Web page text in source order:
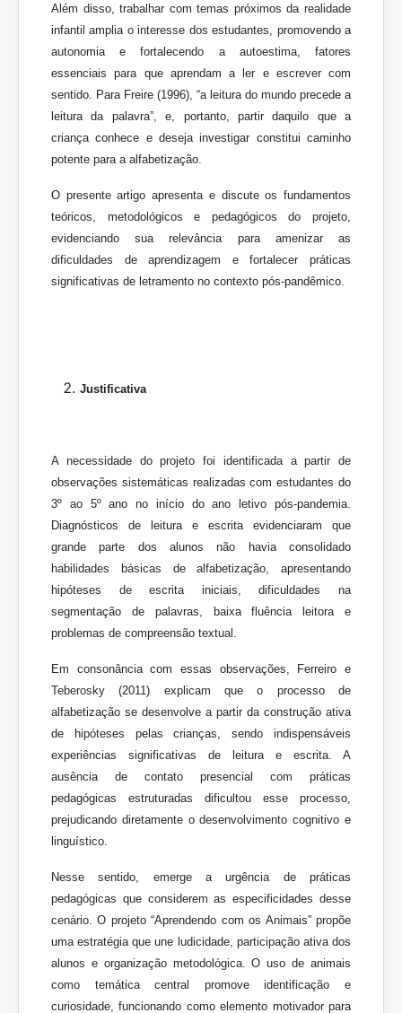
Além disso, trabalhar com temas próximos da realidade
infantil amplia o interesse dos estudantes, promovendo a
autonomia e fortalecendo a autoestima, fatores
essenciais para que aprendam a ler e escrever com
sentido. Para Freire (1996), “a leitura do mundo precede a
leitura da palavra”, e, portanto, partir daquilo que a
criança conhece e deseja investigar constitui caminho
potente para a alfabetização.
O presente artigo apresenta e discute os fundamentos
teóricos, metodológicos e pedagógicos do projeto,
evidenciando sua relevância para amenizar as
dificuldades de aprendizagem e fortalecer práticas
significativas de letramento no contexto pós-pandêmico.
Justificativa
A necessidade do projeto foi identificada a partir de
observações sistemáticas realizadas com estudantes do
3º ao 5º ano no início do ano letivo pós-pandemia.
Diagnósticos de leitura e escrita evidenciaram que
grande parte dos alunos não havia consolidado
habilidades básicas de alfabetização, apresentando
hipóteses de escrita iniciais, dificuldades na
segmentação de palavras, baixa fluência leitora e
problemas de compreensão textual.
Em consonância com essas observações, Ferreiro e
Teberosky (2011) explicam que o processo de
alfabetização se desenvolve a partir da construção ativa
de hipóteses pelas crianças, sendo indispensáveis
experiências significativas de leitura e escrita. A
ausência de contato presencial com práticas
pedagógicas estruturadas dificultou esse processo,
prejudicando diretamente o desenvolvimento cognitivo e
linguístico.
Nesse sentido, emerge a urgência de práticas
pedagógicas que considerem as especificidades desse
cenário. O projeto “Aprendendo com os Animais” propõe
uma estratégia que une ludicidade, participação ativa dos
alunos e organização metodológica. O uso de animais
como temática central promove identificação e
curiosidade, funcionando como elemento motivador para